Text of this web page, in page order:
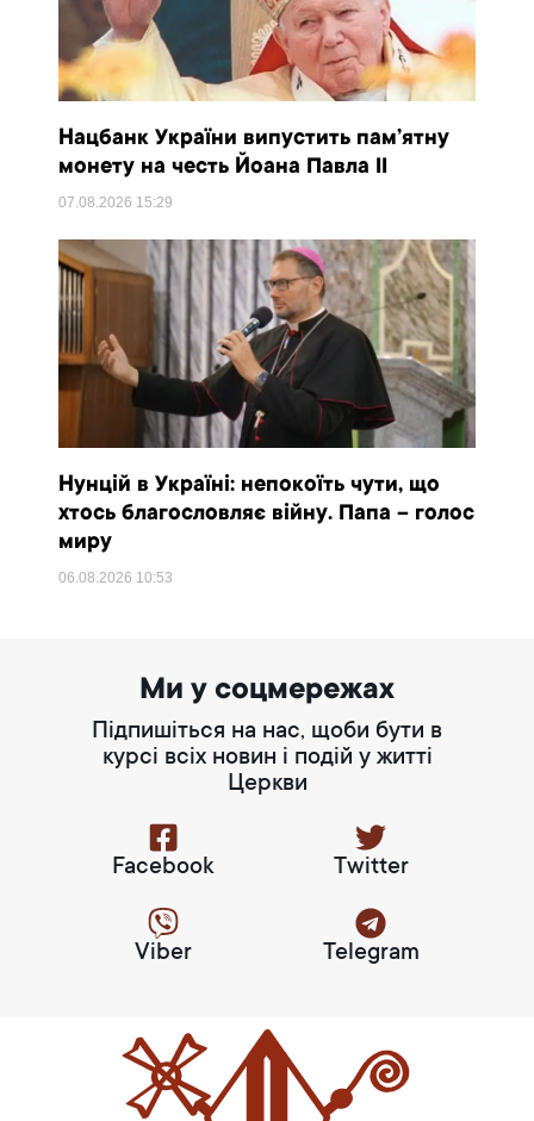
Нацбанк України випустить пам’ятну
монету на честь Йоана Павла II
07.08.2026 15:29
Нунцій в Україні: непокоїть чути, що
хтось благословляє війну. Папа – голос
миру
06.08.2026 10:53
Ми у соцмережах
Підпишіться на нас, щоби бути в
курсі всіх новин і подій у житті
Церкви
Facebook Twitter
Viber Telegram